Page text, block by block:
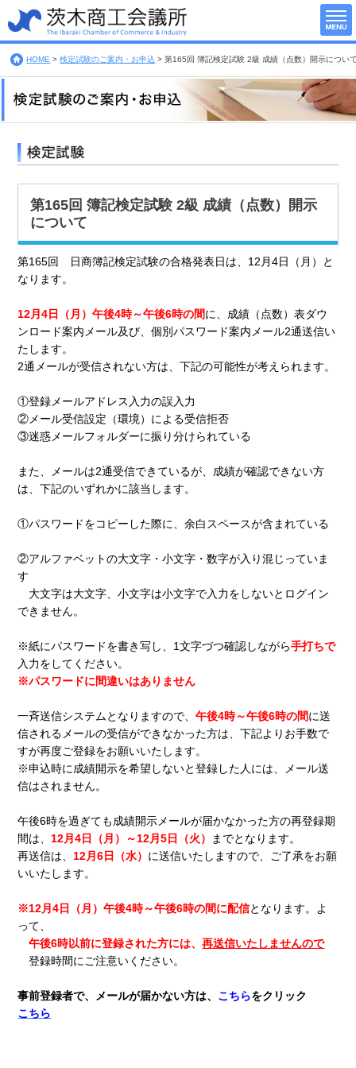
HOME > 検定試験のご案内・お申込 > 第165回 簿記検定試験 2級 成績（点数）開示につい
第165回 簿記検定試験 2級 成績（点数）開示
について
第165回 日商簿記検定試験の合格発表日は、12月4日（月）と
なります。
12月4日（月）午後4時～午後6時の間に、 成績（点数）表ダウ
ンロード案内メール及び、個別パスワード案内メール2通送信い
たします。
2通メールが受信されない方は、下記の可能性が考えられます。
①登録メールアドレス入力の誤入力
②メール受信設定（環境）による受信拒否
③迷惑メールフォルダーに振り分けられている
また、メールは2通受信できているが、成績が確認できない方
は、下記のいずれかに該当します。
①パスワードをコピーした際に、余白スペースが含まれている
②アルファベットの大文字・小文字・数字が入り混じっていま
す
大文字は大文字、小文字は小文字で入力をしないとログイン
できません。
※紙にパスワードを書き写し、1文字づつ確認しながら手打ちで
入力をしてください。
※パスワードに間違いはありません
一斉送信システムとなりますので、午後4時～午後6時の間に送
信されるメールの受信ができなかった方は、下記よりお手数で
すが再度ご登録をお願いいたします。
※申込時に成績開示を希望しないと登録した人には、メール送
信はされません。
午後6時を過ぎても成績開示メールが届かなかった方の再登録期
間は、 12月4日（月）～12月5日（火）
までとなります。
再送信は、 12月6日（水） に送信いたしますので、
ご了承をお願
いいたします。
※12月4日（月）午後4時～午後6時の間に配信となります。よ
って、
午後6時以前に登録された方には、再送信いたしませんので
登録時間にご注意いください。
事前登録者で、メールが届かない方は、 こちらをクリック
こちら